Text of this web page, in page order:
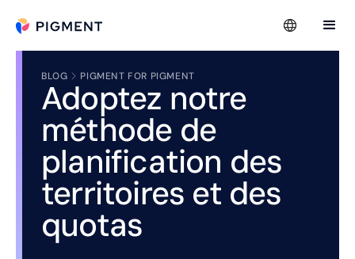
BLOG PIGMENT FOR PIGMENT
Adoptez notre
méthode de
planification des
territoires et des
quotas